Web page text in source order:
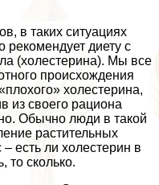
в таких ситуациях
рекомендует диету с
(холестерина). Мы все
происхождения
холестерина,
из своего рациона
Обычно люди в такой
растительных
есть ли холестерин в
то сколько.